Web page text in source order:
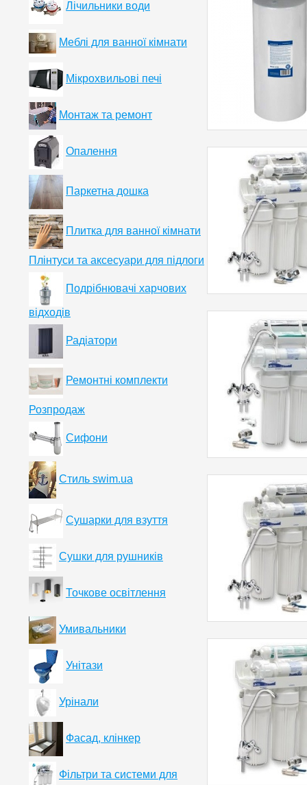
Лічильники води
Меблі для ванної кімнати
Мікрохвильові печі
Монтаж та ремонт
Опалення
Паркетна дошка
Плитка для ванної кімнати
Плінтуси та аксесуари для підлоги
Подрібнювачі харчових
відходів
Радіатори
Ремонтні комплекти
Розпродаж
Сифони
Стиль swim.ua
Сушарки для взуття
Сушки для рушників
Точкове освітлення
Умивальники
Унітази
Урінали
Фасад, клінкер
Фільтри та системи для